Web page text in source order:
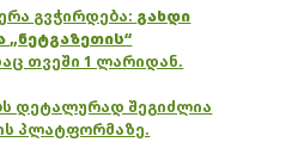
გვჭირდება: გახდი
„ნეტგაზეთის“
თვეში 1 ლარიდან.
დეტალურად შეგიძლია
პლატფორმაზე.